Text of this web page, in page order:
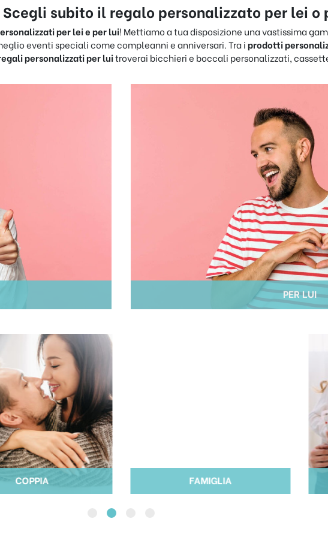
subito il regalo personalizzato per lei o
per lei e per lui! Mettiamo a tua disposizione una vastissima
eventi speciali come compleanni e anniversari. Tra iprodotti
personalizzati per luitroverai bicchieri e boccali personalizzati,
PER LUI
COPPIA FAMIGLIA